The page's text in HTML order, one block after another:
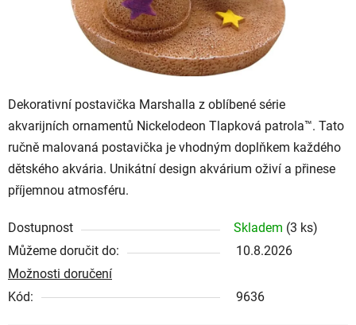
Dekorativní postavička Marshalla z oblíbené série
akvarijních ornamentů Nickelodeon Tlapková patrola™. Tato
ručně malovaná postavička je vhodným doplňkem každého
dětského akvária. Unikátní design akvárium oživí a přinese
příjemnou atmosféru.
Dostupnost Skladem (3 ks)
Můžeme doručit do:
10.8.2026
Možnosti doručení
Kód:
9636